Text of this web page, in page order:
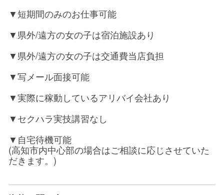
▼短期間のみのお仕事可能
▼県外/遠方の女の子は宿泊施設あり
▼県外/遠方の女の子は交通費当店負担
▼写メール面接可能
▼実際に稼動しているアリバイ会社あり
▼セクハラ実技講習なし
▼自宅待機可能
(高知市内中心部の場合はご相談に応じさせていた
だきます。)